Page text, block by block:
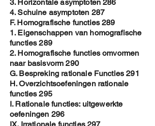
3. Horizontale asymptoten 286
4. Schuine asymptoten 287
F. Homografische functies 289
1. Eigenschappen van homografische
functies 289
2. Homografische functies omvormen
naar basisvorm 290
G. Bespreking rationale Functies 291
H. Overzichtsoefeningen rationale
functies 295
I. Rationale functies: uitgewerkte
oefeningen 296